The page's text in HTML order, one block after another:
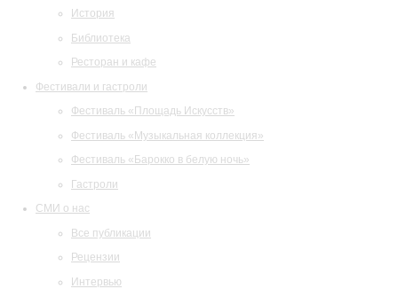
История
Библиотека
Ресторан и кафе
Фестивали и гастроли
Фестиваль «Площадь Искусств»
Фестиваль «Музыкальная коллекция»
Фестиваль «Барокко в белую ночь»
Гастроли
СМИ о нас
Все публикации
Рецензии
Интервью